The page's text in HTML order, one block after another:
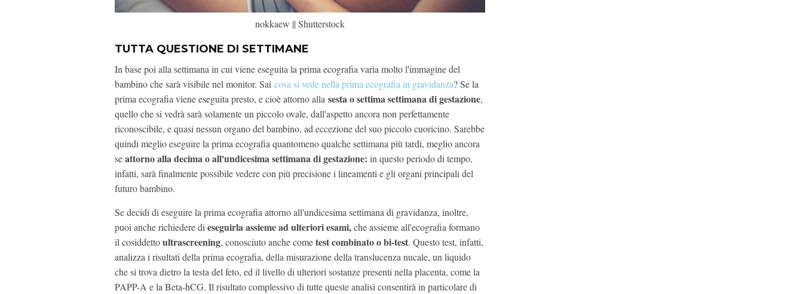
nokkaew || Shutterstock
TUTTA QUESTIONE DI SETTIMANE
In base poi alla settimana in cui viene eseguita la prima ecografia varia molto l'immagine del
bambino che sarà visibile nel monitor. Sai cosa si vede nella prima ecografia in gravidanza? Se la
prima ecografia viene eseguita presto, e cioè attorno alla sesta o settima settimana di gestazione,
quello che si vedrà sarà solamente un piccolo ovale, dall'aspetto ancora non perfettamente
riconoscibile, e quasi nessun organo del bambino, ad eccezione del suo piccolo cuoricino. Sarebbe
quindi meglio eseguire la prima ecografia quantomeno qualche settimana più tardi, meglio ancora
seattorno alla decima o all'undicesima settimana di gestazione: in questo periodo di tempo,
infatti, sarà finalmente possibile vedere con più precisione i lineamenti e gli organi principali del
futuro bambino.
Se decidi di eseguire la prima ecografia attorno all'undicesima settimana di gravidanza, inoltre,
puoi anche richiedere dieseguirla assieme ad ulteriori esami,che assieme all'ecografia formano
il cosiddettoultrascreening, conosciuto anche cometest combinato o bi-test. Questo test, infatti,
analizza i risultati della prima ecografia, della misurazione della translucenza nucale, un liquido
che si trova dietro la testa del feto, ed il livello di ulteriori sostanze presenti nella placenta, come la
PAPP-A e la Beta-hCG. Il risultato complessivo di tutte queste analisi consentirà in particolare di